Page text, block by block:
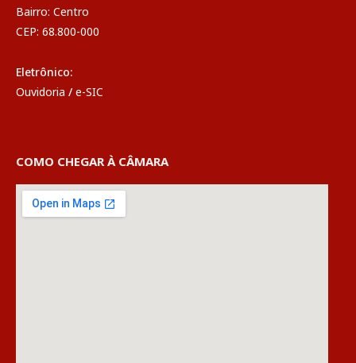
Bairro: Centro
CEP: 68.800-000
Eletrônico:
Ouvidoria / e-SIC
COMO CHEGAR À CÂMARA